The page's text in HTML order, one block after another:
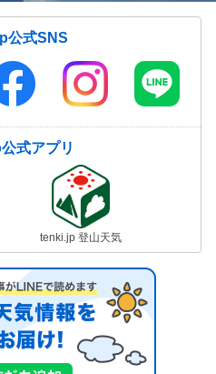
公式SNS
式アプリ
tenki.jp 登山天気